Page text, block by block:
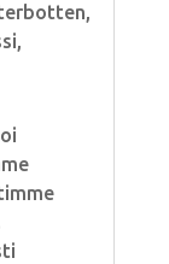
,
,